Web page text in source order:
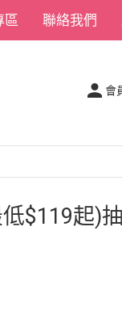
區 聯絡我們
會
$119起)